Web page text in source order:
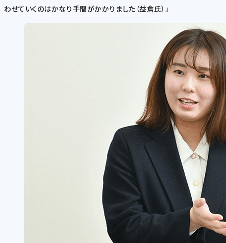
わせていくのはかなり手間がかかりました（益倉氏）」